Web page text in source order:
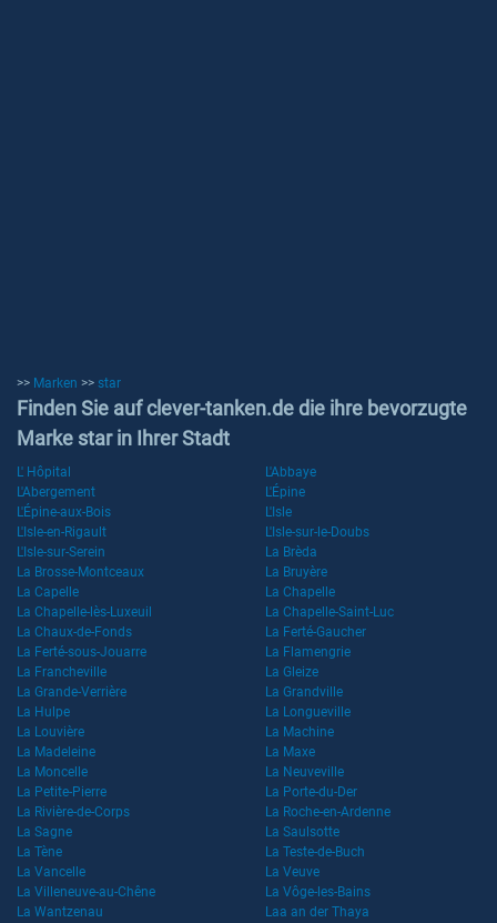
>> Marken >> star
Finden Sie auf clever-tanken.de die ihre bevorzugte
Marke star in Ihrer Stadt
L' Hôpital
L'Abbaye
L'Abergement
L'Épine
L'Épine-aux-Bois
L'Isle
L'Isle-en-Rigault
L'Isle-sur-le-Doubs
L'Isle-sur-Serein
La Brèda
La Brosse-Montceaux
La Bruyère
La Capelle
La Chapelle
La Chapelle-lès-Luxeuil
La Chapelle-Saint-Luc
La Chaux-de-Fonds
La Ferté-Gaucher
La Ferté-sous-Jouarre
La Flamengrie
La Francheville
La Gleize
La Grande-Verrière
La Grandville
La Hulpe
La Longueville
La Louvière
La Machine
La Madeleine
La Maxe
La Moncelle
La Neuveville
La Petite-Pierre
La Porte-du-Der
La Rivière-de-Corps
La Roche-en-Ardenne
La Sagne
La Saulsotte
La Tène
La Teste-de-Buch
La Vancelle
La Veuve
La Villeneuve-au-Chêne
La Vôge-les-Bains
La Wantzenau
Laa an der Thaya